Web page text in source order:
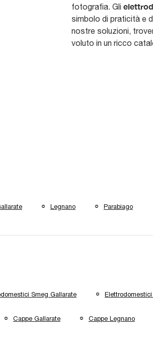
fotografia. Gli
simbolo di praticità e
nostre soluzioni,
voluto in un ricco
Legnano Parabiago
Smeg Gallarate
Cappe Gallarate Cappe Legnano